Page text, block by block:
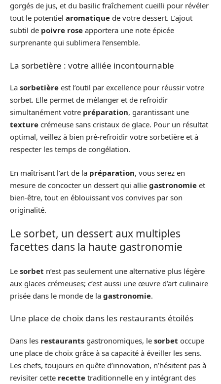
gorgés de jus, et du basilic fraîchement cueilli pour révéler
tout le potentiel aromatique de votre dessert. L’ajout
subtil de poivre rose apportera une note épicée
surprenante qui sublimera l’ensemble.
La sorbetière : votre alliée incontournable
La sorbetière est l’outil par excellence pour réussir votre
sorbet. Elle permet de mélanger et de refroidir
simultanément votre préparation, garantissant une
texture crémeuse sans cristaux de glace. Pour un résultat
optimal, veillez à bien pré-refroidir votre sorbetière et à
respecter les temps de congélation.
En maîtrisant l’art de la préparation, vous serez en
mesure de concocter un dessert qui allie gastronomie et
bien-être, tout en éblouissant vos convives par son
originalité.
Le sorbet, un dessert aux multiples
facettes dans la haute gastronomie
Le sorbet n’est pas seulement une alternative plus légère
aux glaces crémeuses; c’est aussi une œuvre d’art culinaire
prisée dans le monde de la gastronomie.
Une place de choix dans les restaurants étoilés
Dans les restaurants gastronomiques, le sorbet occupe
une place de choix grâce à sa capacité à éveiller les sens.
Les chefs, toujours en quête d’innovation, n’hésitent pas à
revisiter cette recette traditionnelle en y intégrant des